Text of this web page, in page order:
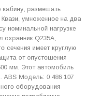
размешать
умноженное на два
номинальной нагрузке
охранник Q235A,
сечения имеет круглую
от опустошения
мм. Этот автомобиль
ABS Модель: 0 486 107
оборудования